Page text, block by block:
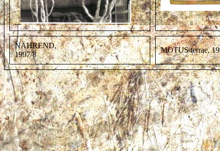
NÄHREND,
1997/8
MOTUS terrae,